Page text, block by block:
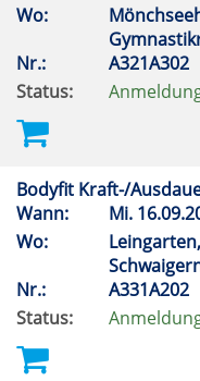
Wo:
Nr.:
A321A302
Status:
Bodyfit Kraft-/
Wann:
Mi.
Wo:
Nr.:
A331A202
Status: